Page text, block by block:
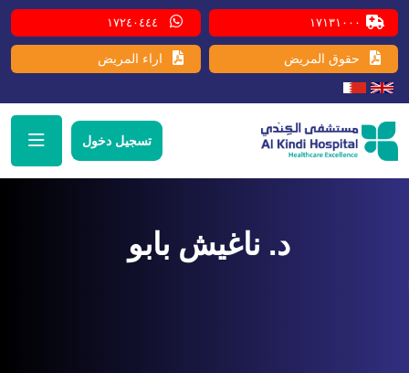
١٧١٣١٠٠٠ ١٧٢٤٠٤٤٤
حقوق المريض اراء المريض
تسجيل دخول
د. ناغيش بابو